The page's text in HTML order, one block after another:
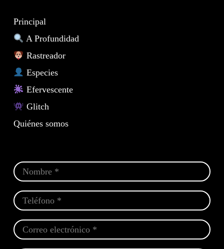
Principal
A Profundidad
Rastreador
Especies
Efervescente
Glitch
Quiénes somos